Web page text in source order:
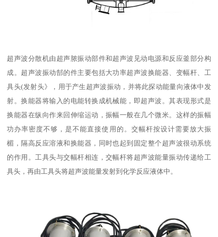
超声波分散机由超声脓振动部件和超声波见动电源和反应釜部分构
成。超声波振动郜的件主要包括大功率超声波换能器、变幅杆、工
具头(发射头》，用于产生超声波振动，并将此探动能量向液体中发
射。换能器将输入的电能转换成机械能，即超声波。其表现形式是
换能器在纵向作来回伸缩运动，振幅一般在几个微米。这样的振幅
功办率密度不够，是不能直接使用的。交幅杆按设计需要放大振
楣，隔高反应溶液和换能器，同时也起到固定整个超声波很动系统
的作用。工具头与交幅杆相连，交幅杆将超声波能量振动传递给工
具头，再由工具头将超声波能量发射到化学反应液体中。